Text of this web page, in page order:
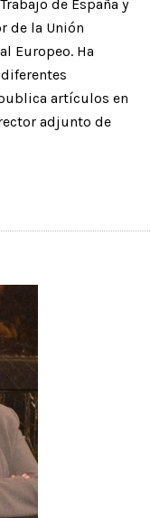
de España y
de la Unión
Europeo. Ha
artículos en
adjunto de